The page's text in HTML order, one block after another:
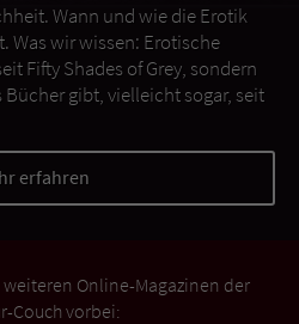
Wann und wie die Erotik
Was wir wissen: Erotische
Fifty Shades of Grey, sondern
gibt, vielleicht sogar, seit
erfahren
Online-Magazinen der
Couch vorbei: